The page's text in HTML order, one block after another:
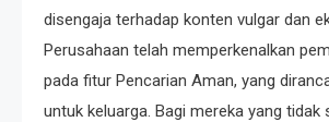
disengaja terhadap konten vulgar dan
Perusahaan telah memperkenalkan
pada fitur Pencarian Aman, yang
untuk keluarga. Bagi mereka yang tidak